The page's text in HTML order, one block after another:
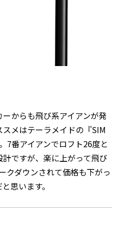
からも飛び系アイアンが発
メはテーラメイドの『SIM
7番アイアンでロフト26度と
ですが、楽に上がって飛び
クダウンされて価格も下がっ
思います。